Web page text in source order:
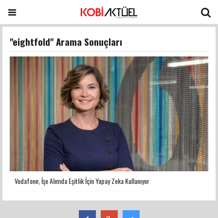
"eightfold" Arama Sonuçları
Vodafone, İşe Alımda Eşitlik İçin Yapay Zeka Kullanıyor